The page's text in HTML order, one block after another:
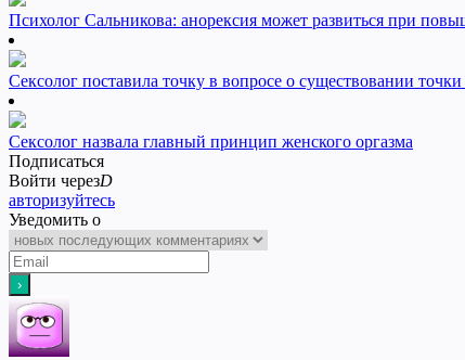
Психолог Сальникова: анорексия может развиться при
Сексолог поставила точку в вопросе о существовании точки
Сексолог назвала главный принцип женского оргазма
Подписаться
Войти черезD
авторизуйтесь
Уведомить о